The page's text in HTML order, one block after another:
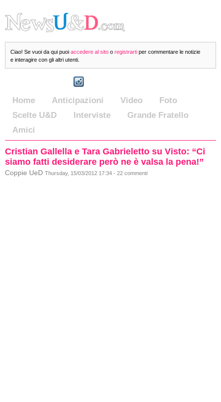
Ciao! Se vuoi da qui puoi accedere al sito o registrarti per commentare le notizie
e interagire con gli altri utenti.
Home Anticipazioni Video
Foto
Scelte U&D
Interviste
Grande Fratello
Amici
Cristian Gallella e Tara Gabrieletto su Visto: “Ci
siamo fatti desiderare però ne è valsa la pena!”
Coppie UeD Thursday, 15/03/2012 17:34 - 22 commenti